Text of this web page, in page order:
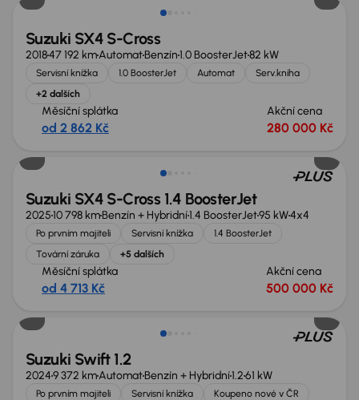
Suzuki SX4 S-Cross
201847 192 kmAutomatBenzín1.0 BoosterJet82 kW
Servisní knížka 1.0 BoosterJet Automat
Serv.kniha
+2 dalších
Měsíční splátka
od 2 862 Kč
Akční cena
280 000 Kč
Nově v nabídce
Suzuki SX4 S-Cross 1.4 BoosterJet
202510 798 kmBenzín + Hybridní1.4 BoosterJet95 kW4x4
Po prvním majiteli Servisní knížka
1.4 BoosterJet
Tovární záruka
+5 dalších
Měsíční splátka
od 4 713 Kč
Akční cena
500 000 Kč
Ušetříte 129 000 Kč
Suzuki Swift 1.2
20249 372 kmAutomatBenzín + Hybridní1.261 kW
Po prvním majiteli Servisní knížka
Koupeno nové v ČR